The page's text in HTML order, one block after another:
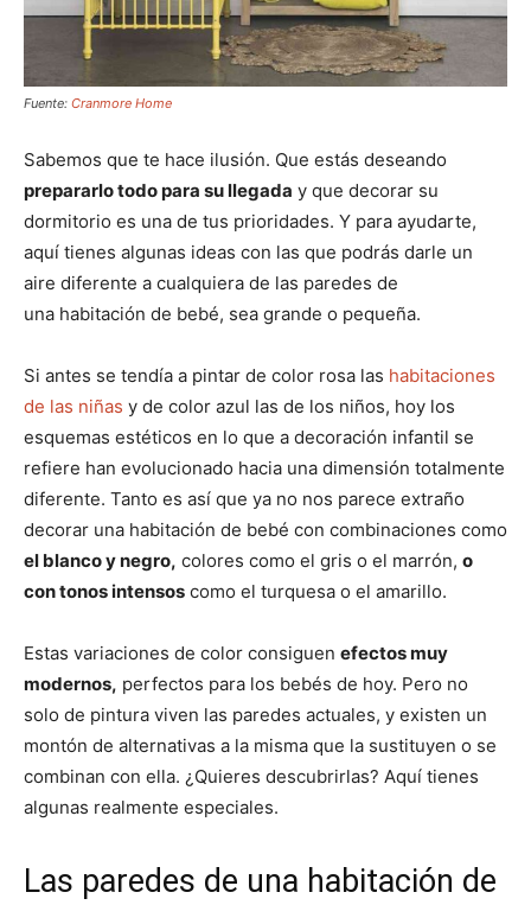
Fuente: Cranmore Home
Sabemos que te hace ilusión. Que estás deseando
prepararlo todo para su llegada y que decorar su
dormitorio es una de tus prioridades. Y para ayudarte,
aquí tienes algunas ideas con las que podrás darle un
aire diferente a cualquiera de las paredes de
una habitación de bebé, sea grande o pequeña.
Si antes se tendía a pintar de color rosa las habitaciones
de las niñas y de color azul las de los niños, hoy los
esquemas estéticos en lo que a decoración infantil se
refiere han evolucionado hacia una dimensión totalmente
diferente. Tanto es así que ya no nos parece extraño
decorar una habitación de bebé con combinaciones como
el blanco y negro, colores como el gris o el marrón, o
con tonos intensos como el turquesa o el amarillo.
Estas variaciones de color consiguen efectos muy
modernos, perfectos para los bebés de hoy. Pero no
solo de pintura viven las paredes actuales, y existen un
montón de alternativas a la misma que la sustituyen o se
combinan con ella. ¿Quieres descubrirlas? Aquí tienes
algunas realmente especiales.
Las paredes de una habitación de